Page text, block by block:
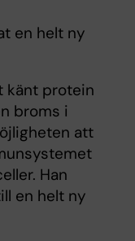
en helt ny
känt protein
broms i
att
Han
en helt ny